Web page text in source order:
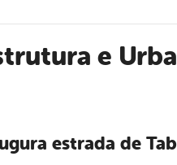
e
estrada de